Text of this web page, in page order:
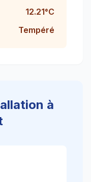
12.21°C
Tempéré
à